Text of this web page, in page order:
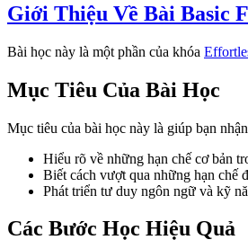
Giới Thiệu Về Bài Basic
Bài học này là một phần của khóa
Mục Tiêu Của Bài Học
Mục tiêu của bài học này là giúp bạn
Hiểu rõ về những hạn chế cơ bản
Biết cách vượt qua những hạn chế
Phát triển tư duy ngôn ngữ và kỹ
Các Bước Học Hiệu Quả